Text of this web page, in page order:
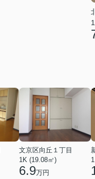
文京区向丘１丁目
1K (19.08㎡)
6.9万円